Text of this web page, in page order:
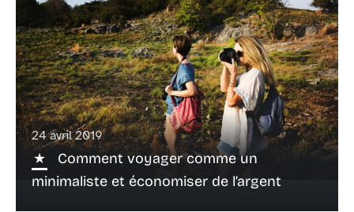
24 avril 2019
Comment voyager comme un
minimaliste et économiser de l’argent